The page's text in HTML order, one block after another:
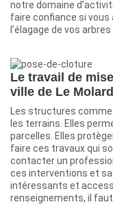
notre domaine
faire confiance si vous
l’élagage de vos
Le travail de
ville de Le
Les structures
les terrains. Elles
parcelles. Elles
faire ces travaux qui
contacter un
ces interventions et
intéressants et
renseignements, il